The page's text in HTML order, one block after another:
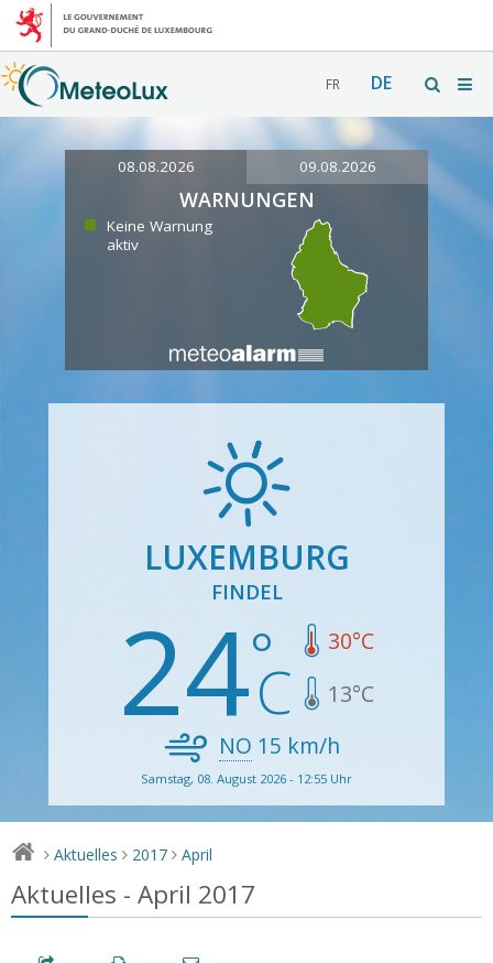
FR DE
08.08.2026 09.08.2026
WARNUNGEN
Keine Warnung
aktiv
LUXEMBURG
FINDEL
24 30°C
13°C
NO 15 km/h
Samstag, 08. August 2026 - 12:55 Uhr
> Aktuelles > 2017 > April
Aktuelles - April 2017